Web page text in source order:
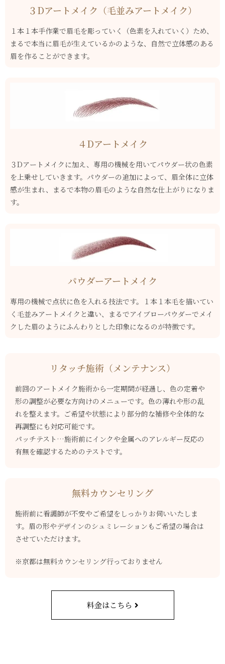
３Dアートメイク（毛並みアートメイク）
１本１本手作業で眉毛を彫っていく（色素を入れていく）ため、
まるで本当に眉毛が生えているかのような、自然で立体感のある
眉を作ることができます。
４Dアートメイク
３Dアートメイクに加え、専用の機械を用いてパウダー状の色素
を上乗せしていきます。パウダーの追加によって、眉全体に立体
感が生まれ、まるで本物の眉毛のような自然な仕上がりになりま
す。
パウダーアートメイク
専用の機械で点状に色を入れる技法です。１本１本毛を描いてい
く毛並みアートメイクと違い、まるでアイブローパウダーでメイ
クした眉のようにふんわりとした印象になるのが特徴です。
リタッチ施術（メンテナンス）
前回のアートメイク施術から一定期間が経過し、色の定着や
形の調整が必要な方向けのメニューです。色の薄れや形の乱
れを整えます。ご希望や状態により部分的な補修や全体的な
再調整にも対応可能です。
パッチテスト…施術前にインクや金属へのアレルギー反応の
有無を確認するためのテストです。
無料カウンセリング
施術前に看護師が不安やご希望をしっかりお伺いいたしま
す。眉の形やデザインのシュミレーションもご希望の場合は
させていただけます。
※京都は無料カウンセリング行っておりません
料金はこちら